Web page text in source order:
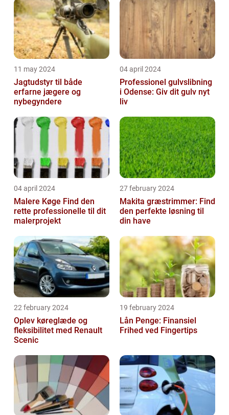
11 may 2024
Jagtudstyr til både
erfarne jægere og
nybegyndere
04 april 2024
Professionel gulvslibning
i Odense: Giv dit gulv nyt
liv
04 april 2024
Malere Køge Find den
rette professionelle til dit
malerprojekt
27 february 2024
Makita græstrimmer: Find
den perfekte løsning til
din have
22 february 2024
Oplev køreglæde og
fleksibilitet med Renault
Scenic
19 february 2024
Lån Penge: Finansiel
Frihed ved Fingertips